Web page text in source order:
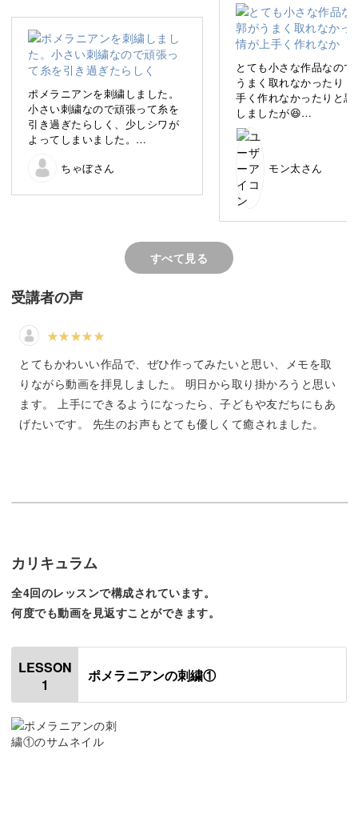
ポメラニアンのいろんな魅力を刺繍で表現し、素敵な作品
に仕上げていきましょう。
愛情を形にする喜び
ポメラニアンの魅力といえば、そのふわふわな毛並みや愛
いえいえ、うちの子は舌がとってもかわいくて！という方
もいるかもしれません。
他にも、愛犬ならではの表情や好きなチャームポイントが
テクニックをお教えします。
一針一針縫い進めながら、だんだん愛犬に似てくるととっ
ても愛着がわいてきますよ◎
どんなサイズでもチャレンジOK
ポメラニアンを刺繍しました。
小さい刺繍なので頑張って糸を
引き過ぎたらしく、少しシワが
よってしまいました。
ちゃぼさん
とても小さな作品なの
うまく取れなかったり
手く作れなかったりと悪
しましたが😆
先生の優しい声に励まさ
完成しました❣️
手持ちの材料で作ったの
チョイスがイマイチだっ
な…とか 胸毛が左右シ
ーになってないな…とか
積みですが楽しく作れ
厚めのフェルトも無か
本体に接着芯を貼ってか
ルトを貼ったりと 色々
ので脳トレにもなりまし
今度はうちの仔色で作っ
うと思います‼️
モン太さん
すべて見る
受講者の声
とてもかわいい作品で、ぜひ作ってみたいと思い、メモを取
りながら動画を拝見しました。 明日から取り掛かろうと思い
ます。 上手にできるようになったら、子どもや友だちにもあ
げたいです。 先生のお声もとても優しくて癒されました。
カリキュラム
全4回のレッスンで構成されています。
何度でも動画を見返すことができます。
LESSON
1
ポメラニアンの刺繍①